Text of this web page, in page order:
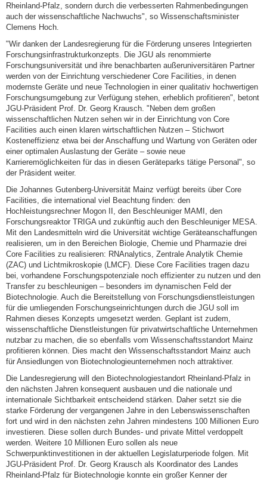
Rheinland-Pfalz, sondern durch die verbesserten Rahmenbedingungen
auch der wissenschaftliche Nachwuchs", so Wissenschaftsminister
Clemens Hoch.
"Wir danken der Landesregierung für die Förderung unseres Integrierten
Forschungsinfrastrukturkonzepts. Die JGU als renommierte
Forschungsuniversität und ihre benachbarten außeruniversitären Partner
werden von der Einrichtung verschiedener Core Facilities, in denen
modernste Geräte und neue Technologien in einer qualitativ hochwertigen
Forschungsumgebung zur Verfügung stehen, erheblich profitieren", betont
JGU-Präsident Prof. Dr. Georg Krausch. "Neben dem großen
wissenschaftlichen Nutzen sehen wir in der Einrichtung von Core
Facilities auch einen klaren wirtschaftlichen Nutzen – Stichwort
Kosteneffizienz etwa bei der Anschaffung und Wartung von Geräten oder
einer optimalen Auslastung der Geräte – sowie neue
Karrieremöglichkeiten für das in diesen Geräteparks tätige Personal", so
der Präsident weiter.
Die Johannes Gutenberg-Universität Mainz verfügt bereits über Core
Facilities, die international viel Beachtung finden: den
Hochleistungsrechner Mogon II, den Beschleuniger MAMI, den
Forschungsreaktor TRIGA und zukünftig auch den Beschleuniger MESA.
Mit den Landesmitteln wird die Universität wichtige Geräteanschaffungen
realisieren, um in den Bereichen Biologie, Chemie und Pharmazie drei
Core Facilities zu realisieren: RNAnalytics, Zentrale Analytik Chemie
(ZAC) und Lichtmikroskopie (LMCF). Diese Core Facilities tragen dazu
bei, vorhandene Forschungspotenziale noch effizienter zu nutzen und den
Transfer zu beschleunigen – besonders im dynamischen Feld der
Biotechnologie. Auch die Bereitstellung von Forschungsdienstleistungen
für die umliegenden Forschungseinrichtungen durch die JGU soll im
Rahmen dieses Konzepts umgesetzt werden. Geplant ist zudem,
wissenschaftliche Dienstleistungen für privatwirtschaftliche Unternehmen
nutzbar zu machen, die so ebenfalls vom Wissenschaftsstandort Mainz
profitieren können. Dies macht den Wissenschaftsstandort Mainz auch
für Ansiedlungen von Biotechnologieunternehmen noch attraktiver.
Die Landesregierung will den Biotechnologiestandort Rheinland-Pfalz in
den nächsten Jahren konsequent ausbauen und die nationale und
internationale Sichtbarkeit entscheidend stärken. Daher setzt sie die
starke Förderung der vergangenen Jahre in den Lebenswissenschaften
fort und wird in den nächsten zehn Jahren mindestens 100 Millionen Euro
investieren. Diese sollen durch Bundes- und private Mittel verdoppelt
werden. Weitere 10 Millionen Euro sollen als neue
Schwerpunktinvestitionen in der aktuellen Legislaturperiode folgen. Mit
JGU-Präsident Prof. Dr. Georg Krausch als Koordinator des Landes
Rheinland-Pfalz für Biotechnologie konnte ein großer Kenner der